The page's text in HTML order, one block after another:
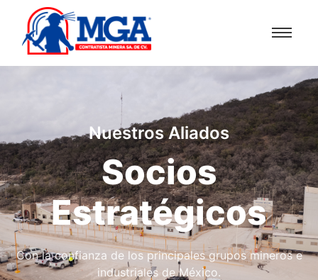
Nuestros Aliados
Socios
Estratégicos
Con la confianza de los principales grupos mineros e
industriales de México.